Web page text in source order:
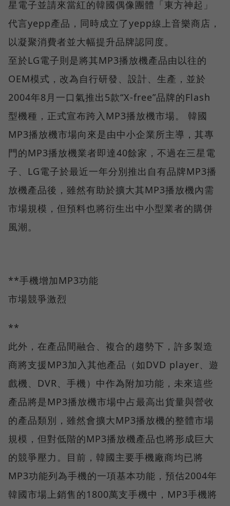
星電子並請來當紅的韓國偶像團體「東方神起」
代言yepp產品，同時成立了yepp線上音樂商店，
以凝聚消費者並大幅提升品牌認同度。
至於LG電子則是將其MP3播放機產品由以往的
OEM模式，改為自行研發、設計、生產，並於
2004年8月一口氣推出5款“X-free”品牌的Flash
型機種，正式宣布跨入MP3播放機市場。 韓國
MP3播放機市場向來是由中小企業所主導，其專
門的MP3播放機業者即達40餘家，不過在三星電
子、LG電子於最近一年分別推出自有品牌MP3播
放機產品後，雖然有助於擴大其MP3播放機內需
市場規模，但預料也將衍生出中小型業者的購併
風潮。
**手機增加MP3功能
市場競爭激烈
**
此外，在產品間融合、複合的趨勢下，許多製造
商將支援MP3加入其他產品（如DVD player、遊
戲機、DVR、手機）中作為附加功能，未來這些
產品將是MP3播放機市場中占最高出貨量與營收
的產品類別，雖然會擴大MP3播放機的整體市場
規模，但對低階的MP3播放機產品也將形成巨大
的競爭壓力。目前，韓國主要手機廠商均已將
MP3功能列為手機的一項基本功能，預估2004年
韓國市場上銷售的1800萬支手機中，MP3手機將